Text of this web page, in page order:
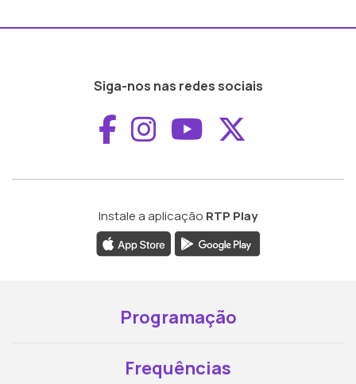
Siga-nos nas redes sociais
Aceder ao
Aceder ao
Aceder ao
Instale a aplicação RTP Play
Programação
Frequências